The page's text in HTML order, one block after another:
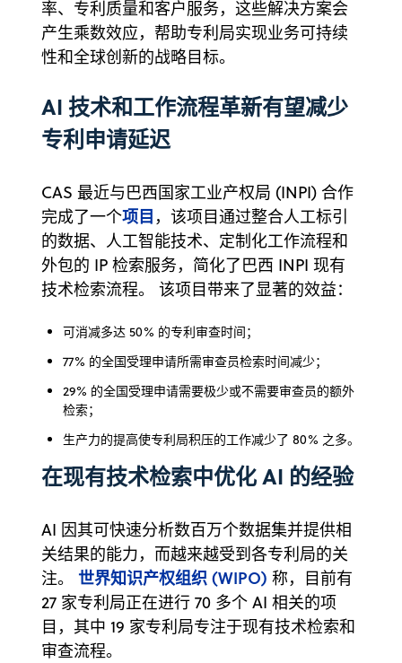
率、专利质量和客户服务，这些解决方案会
产生乘数效应，帮助专利局实现业务可持续
性和全球创新的战略目标。
AI 技术和工作流程革新有望减少
专利申请延迟
CAS 最近与巴西国家工业产权局 (INPI) 合作
完成了一个项目 ，该项目通过整合人工标引
的数据、人工智能技术、定制化工作流程和
外包的 IP 检索服务，简化了巴西 INPI 现有
技术检索流程。 该项目带来了显著的效益：
可消减多达 50% 的专利审查时间；
77% 的全国受理申请所需审查员检索时间减少；
29% 的全国受理申请需要极少或不需要审查员的额外
检索；
生产力的提高使专利局积压的工作减少了 80% 之多。
在现有技术检索中优化 AI 的经验
AI 因其可快速分析数百万个数据集并提供相
关结果的能力，而越来越受到各专利局的关
注。 世界知识产权组织 (WIPO) 称，目前有
27 家专利局正在进行 70 多个 AI 相关的项
目，其中 19 家专利局专注于现有技术检索和
审查流程。